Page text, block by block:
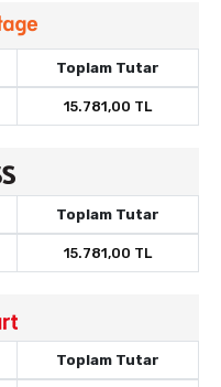
Toplam Tutar
15.781,00 TL
Toplam Tutar
15.781,00 TL
Toplam Tutar